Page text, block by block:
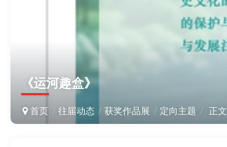
《运河趣盒》
首页 往届动态 获奖作品展 定向主题 正文